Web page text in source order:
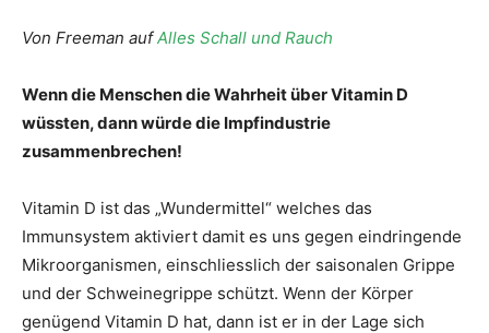
Von Freeman aufAlles Schall und Rauch
Wenn die Menschen die Wahrheit über Vitamin D
wüssten, dann würde die Impfindustrie
zusammenbrechen!
Vitamin D ist das „Wundermittel“ welches das
Immunsystem aktiviert damit es uns gegen eindringende
Mikroorganismen, einschliesslich der saisonalen Grippe
und der Schweinegrippe schützt. Wenn der Körper
genügend Vitamin D hat, dann ist er in der Lage sich